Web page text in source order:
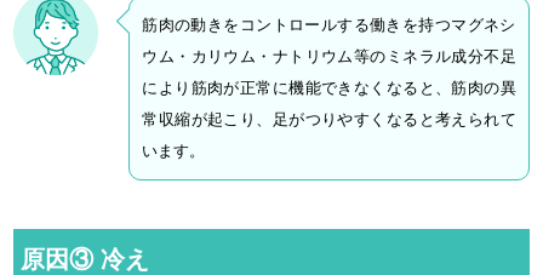
筋肉の動きをコントロールする働きを持つマグネシ
ウム・カリウム・ナトリウム等のミネラル成分不足
により筋肉が正常に機能できなくなると、筋肉の異
常収縮が起こり、足がつりやすくなると考えられて
います。
原因③ 冷え